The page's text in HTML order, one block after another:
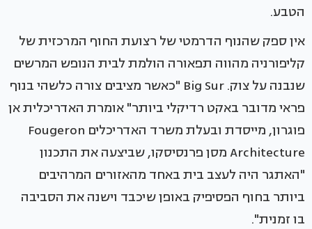
הטבע.
אין ספק שהנוף הדרמטי של רצועת החוף המרכזית של
קליפורניה מהווה תפאורה הולמת לבית הנופש המרשים
שנבנה על צוק. Big Sur "כאשר מציבים צורה כלשהי בנוף
פראי מדובר באקט רדיקלי ביותר" אומרת האדריכלית אן
פוגרון, מייסדת ובעלת משרד האדריכלים Fougeron
Architecture מסן פרנסיסקו, שביצעה את התכנון
"האתגר היה לעצב בית באחד מהאזורים המרהיבים
ביותר בחוף הפסיפיק באופן שיכבד וישנה את הסביבה
בו זמנית".